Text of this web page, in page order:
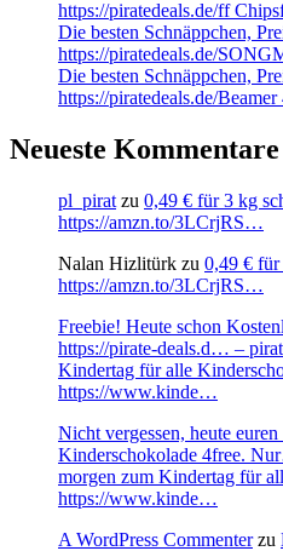
https://piratedeals.de/ff
Die besten Schnäppchen,
https://piratedeals.de/
Die besten Schnäppchen,
https://piratedeals.de/
Neueste Kommentare
pl_pirat zu 0,49 € für 3 kg
https://amzn.to/3LCrjRS…
Nalan Hizlitürk zu 0,49 € für
https://amzn.to/3LCrjRS…
Freebie! Heute schon
https://pirate-deals.d… –
Kindertag für alle
https://www.kinde…
Nicht vergessen, heute
Kinderschokolade 4free.
morgen zum Kindertag für
https://www.kinde…
A WordPress Commenterzu